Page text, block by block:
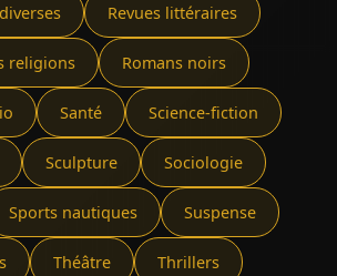
Revues littéraires
religions Romans noirs
Santé Science-fiction
Sculpture Sociologie
Sports nautiques Suspense
Théâtre Thrillers